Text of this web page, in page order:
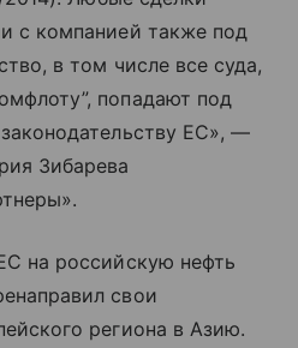
с компанией также под
в том числе все суда,
попадают под
ЕС», —
Зибарева
на российскую нефть
свои
региона в Азию.